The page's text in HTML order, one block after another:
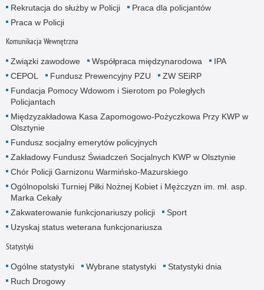
Rekrutacja do służby w Policji
Praca dla policjantów
Praca w Policji
Komunikacja Wewnętrzna
Związki zawodowe Współpraca międzynarodowa
IPA
CEPOL
Fundusz Prewencyjny PZU
ZW SEiRP
Fundacja Pomocy Wdowom i Sierotom po Poległych
Policjantach
Międzyzakładowa Kasa Zapomogowo-Pożyczkowa Przy KWP w
Olsztynie
Fundusz socjalny emerytów policyjnych
Zakładowy Fundusz Świadczeń Socjalnych KWP w Olsztynie
Chór Policji Garnizonu Warmińsko-Mazurskiego
Ogólnopolski Turniej Piłki Nożnej Kobiet i Mężczyzn im. mł. asp.
Marka Cekały
Zakwaterowanie funkcjonariuszy policji
Sport
Uzyskaj status weterana funkcjonariusza
Statystyki
Ogólne statystyki Wybrane statystyki
Statystyki dnia
Ruch Drogowy